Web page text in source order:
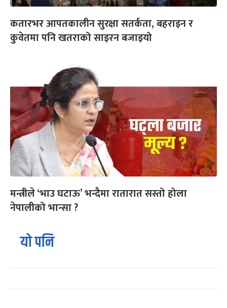
कतारभर आपतकालीन सुरक्षा सतर्कता, बहराइन र
कुवेतमा पनि खतराको साइरन बजाइयो
मन्त्रीले ‘भाउ घटाऊ’ भन्दैमा रातारात सस्तो होला
नेपालीको भान्सा ?
यो पनि